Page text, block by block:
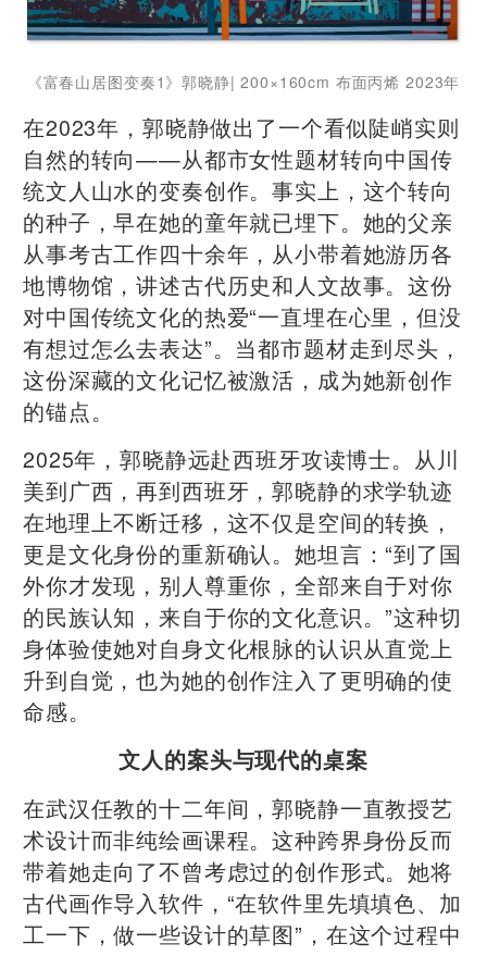
《富春山居图变奏1》郭晓静| 200×160cm 布面丙烯 2023年
在2023年，郭晓静做出了一个看似陡峭实则
自然的转向——从都市女性题材转向中国传
统文人山水的变奏创作。事实上，这个转向
的种子，早在她的童年就已埋下。她的父亲
从事考古工作四十余年，从小带着她游历各
地博物馆，讲述古代历史和人文故事。这份
对中国传统文化的热爱“一直埋在心里，但没
有想过怎么去表达”。当都市题材走到尽头，
这份深藏的文化记忆被激活，成为她新创作
的锚点。
2025年，郭晓静远赴西班牙攻读博士。从川
美到广西，再到西班牙，郭晓静的求学轨迹
在地理上不断迁移，这不仅是空间的转换，
更是文化身份的重新确认。她坦言：“到了国
外你才发现，别人尊重你，全部来自于对你
的民族认知，来自于你的文化意识。”这种切
身体验使她对自身文化根脉的认识从直觉上
升到自觉，也为她的创作注入了更明确的使
命感。
文人的案头与现代的桌案
在武汉任教的十二年间，郭晓静一直教授艺
术设计而非纯绘画课程。这种跨界身份反而
带着她走向了不曾考虑过的创作形式。她将
古代画作导入软件，“在软件里先填填色、加
工一下，做一些设计的草图”，在这个过程中